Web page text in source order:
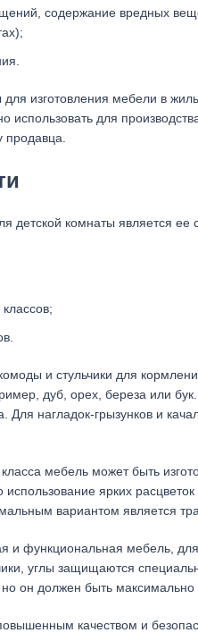
содержание вредных
для изготовления мебели в
использовать для
продавца.
детской комнаты является ее
и стульчики для
дуб, орех, береза или
нагладок-грызунков и
мебель может быть
ярких
вариантом является
и функциональная мебель,
углы защищаются
он должен быть
качеством и